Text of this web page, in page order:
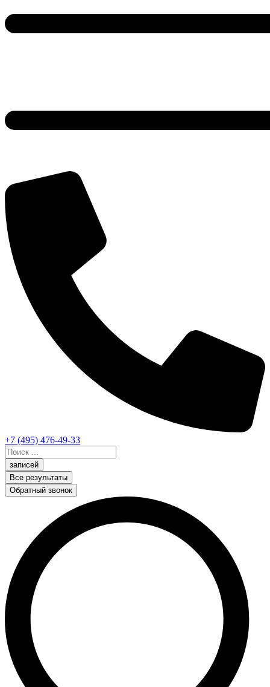
+7 (495) 476-49-33
Search
...записей
Все результаты
Обратный звонок